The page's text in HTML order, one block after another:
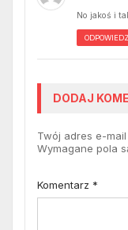
No jakoś i
ODPOWIEDZ
DODAJ
Twój adres e-
Wymagane pola
Komentarz *